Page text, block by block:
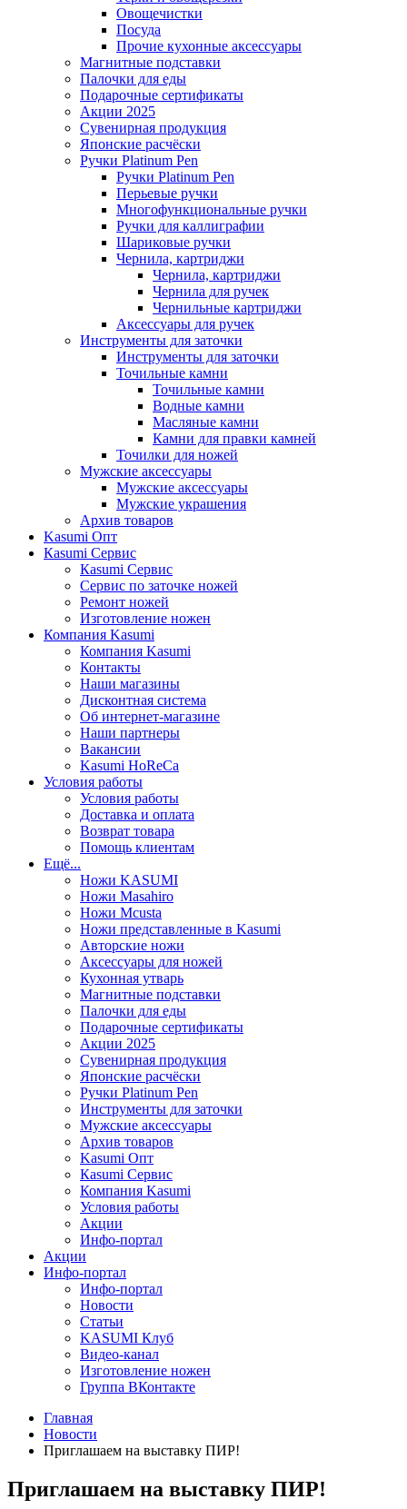
Овощечистки
Посуда
Прочие кухонные аксессуары
Магнитные подставки
Палочки для еды
Подарочные сертификаты
Акции 2025
Сувенирная продукция
Японские расчёски
Ручки Platinum Pen
Ручки Platinum Pen
Перьевые ручки
Многофункциональные ручки
Ручки для каллиграфии
Шариковые ручки
Чернила, картриджи
Чернила, картриджи
Чернила для ручек
Чернильные картриджи
Аксессуары для ручек
Инструменты для заточки
Инструменты для заточки
Точильные камни
Точильные камни
Водные камни
Масляные камни
Камни для правки камней
Точилки для ножей
Мужские аксессуары
Мужские аксессуары
Мужские украшения
Архив товаров
Kasumi Опт
Кasumi Сервис
Кasumi Сервис
Сервис по заточке ножей
Ремонт ножей
Изготовление ножен
Компания Kasumi
Компания Kasumi
Контакты
Наши магазины
Дисконтная система
Об интернет-магазине
Наши партнеры
Вакансии
Kasumi HoReCa
Условия работы
Условия работы
Доставка и оплата
Возврат товара
Помощь клиентам
Ещё...
Ножи KASUMI
Ножи Masahiro
Ножи Mcusta
Ножи представленные в Kasumi
Авторские ножи
Аксессуары для ножей
Кухонная утварь
Магнитные подставки
Палочки для еды
Подарочные сертификаты
Акции 2025
Сувенирная продукция
Японские расчёски
Ручки Platinum Pen
Инструменты для заточки
Мужские аксессуары
Архив товаров
Kasumi Опт
Кasumi Сервис
Компания Kasumi
Условия работы
Акции
Инфо-портал
Акции
Инфо-портал
Инфо-портал
Новости
Статьи
KASUMI Клуб
Видео-канал
Изготовление ножен
Группа ВКонтакте
Главная
Новости
Приглашаем на выставку ПИР!
Приглашаем на выставку ПИР!